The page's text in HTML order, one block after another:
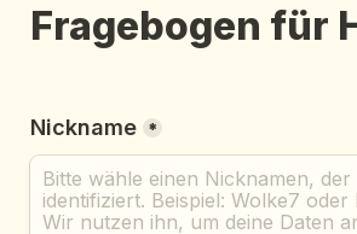
Fragebogen für
Nickname *